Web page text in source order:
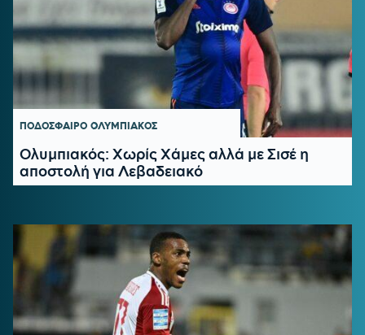
ΠΟΔΟΣΦΑΙΡΟ ΟΛΥΜΠΙΑΚΟΣ
Ολυμπιακός: Χωρίς Χάμες αλλά με Σισέ η
αποστολή για Λεβαδειακό